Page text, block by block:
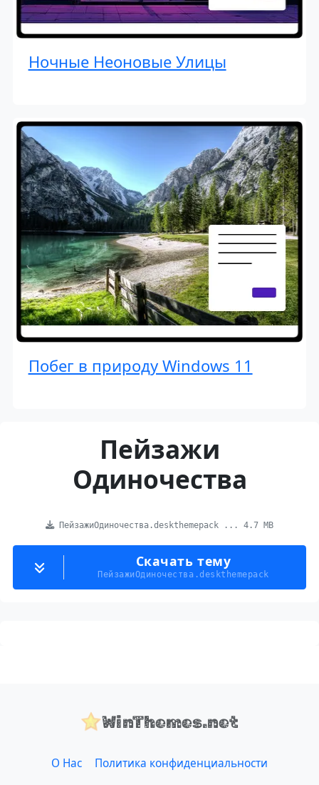
Ночные Неоновые Улицы
Побег в природу Windows 11
Пейзажи
Одиночества
ПейзажиОдиночества.deskthemepack ... 4.7 MB
Скачать тему
ПейзажиОдиночества.deskthemepack
WinThemes.net
О Нас Политика конфиденциальности